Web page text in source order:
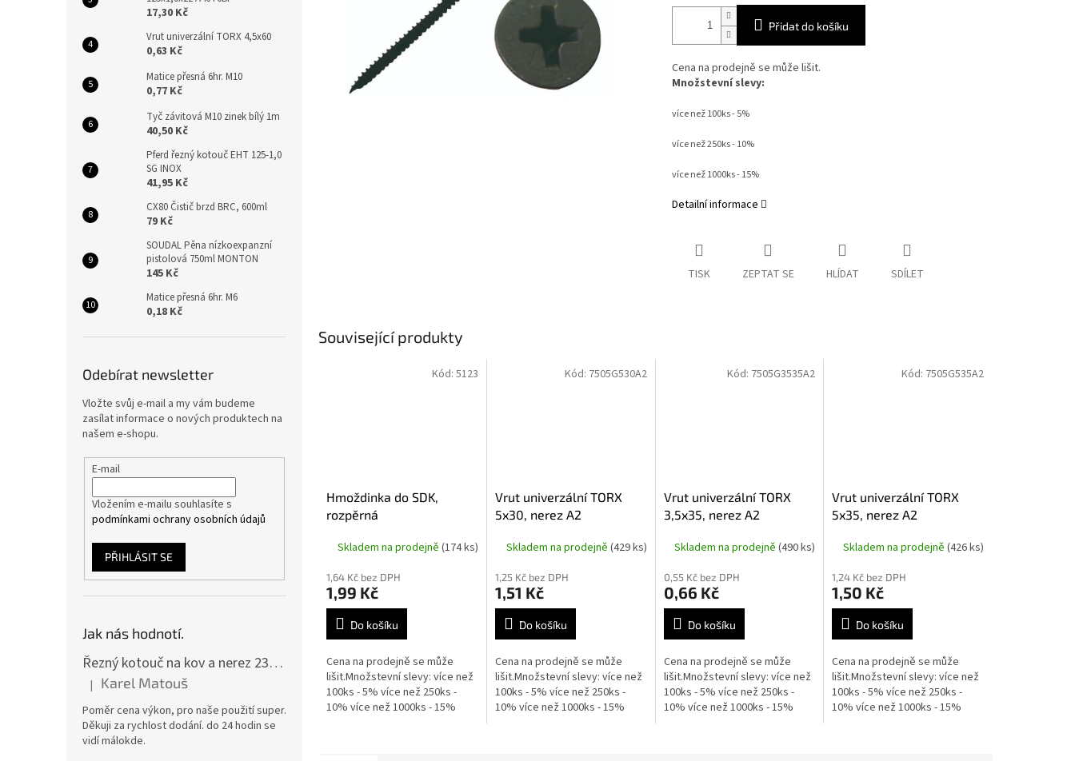
17,30 Kč
Vrut univerzální TORX 4,5x60
0,63 Kč
Matice přesná 6hr. M10
0,77 Kč
Tyč závitová M10 zinek bílý 1m
40,50 Kč
Pferd řezný kotouč EHT 125-1,0
SG INOX
41,95 Kč
CX80 Čistič brzd BRC, 600ml
79 Kč
SOUDAL Pěna nízkoexpanzní
pistolová 750ml MONTON
145 Kč
Matice přesná 6hr. M6
0,18 Kč
Odebírat newsletter
Vložte svůj e-mail a my vám budeme
zasílat informace o nových produktech na
našem e-shopu.
E-mail
Vložením e-mailu souhlasíte s
podmínkami ochrany osobních údajů
PŘIHLÁSIT SE
Jak nás hodnotí.
Řezný kotouč na kov a nerez 230x2,0x22 A46T6BF, balení 25ks
Hodnocení produktu je 5 z 5 hvězdiček.
| Karel Matouš
Poměr cena výkon, pro naše použití super.
Děkuji za rychlost dodání. do 24 hodin se
vidí málokde.
Přidat do košíku
Cena na prodejně se může lišit.
Množstevní slevy:
více než 100ks - 5%
více než 250ks - 10%
více než 1000ks - 15%
Detailní informace
TISK ZEPTAT SE HLÍDAT SDÍLET
Související produkty
Hmoždinka do SDK,
rozpěrná
Skladem na prodejně (174 ks)
1,64 Kč bez DPH
1,99 Kč
Do košíku
Cena na prodejně se může
lišit.Množstevní slevy: více než
100ks - 5% více než 250ks -
10% více než 1000ks - 15%
Kód: 5123
Vrut univerzální TORX
5x30, nerez A2
Skladem na prodejně (429 ks)
1,25 Kč bez DPH
1,51 Kč
Do košíku
Cena na prodejně se může
lišit.Množstevní slevy: více než
100ks - 5% více než 250ks -
10% více než 1000ks - 15%
Kód: 7505G530A2
Vrut univerzální TORX
3,5x35, nerez A2
Skladem na prodejně(490 ks)
0,55 Kč bez DPH
0,66 Kč
Do košíku
Cena na prodejně se může
lišit.Množstevní slevy: více než
100ks - 5% více než 250ks -
10% více než 1000ks - 15%
Kód: 7505G3535A2
Vrut univerzální TORX
5x35, nerez A2
Skladem na prodejně (426 ks)
1,24 Kč bez DPH
1,50 Kč
Do košíku
Cena na prodejně se může
lišit.Množstevní slevy: více než
100ks - 5% více než 250ks -
10% více než 1000ks - 15%
Kód: 7505G535A2